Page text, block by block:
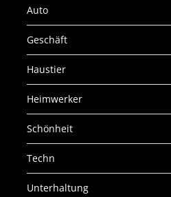
Auto
Geschäft
Haustier
Heimwerker
Schönheit
Techn
Unterhaltung